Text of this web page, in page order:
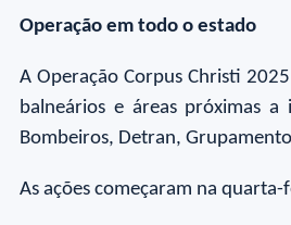
Operação em todo o estado
A Operação Corpus Christi
balneários e áreas próximas
Bombeiros, Detran,
As ações começaram na